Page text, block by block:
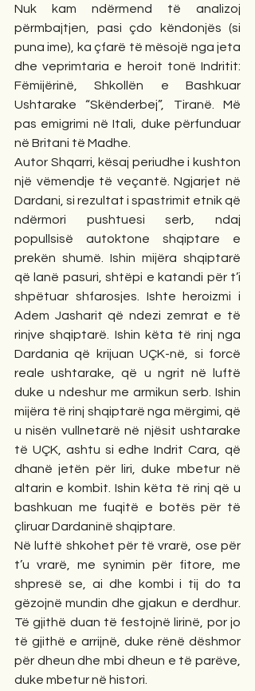
Nuk kam ndërmend të analizoj
përmbajtjen, pasi çdo këndonjës (si
puna ime), ka çfarë të mësojë nga jeta
dhe veprimtaria e heroit tonë Indritit:
Fëmijërinë, Shkollën e Bashkuar
Ushtarake “Skënderbej”, Tiranë. Më
pas emigrimi në Itali, duke përfunduar
në Britani të Madhe.
Autor Shqarri, kësaj periudhe i kushton
një vëmendje të veçantë. Ngjarjet në
Dardani, si rezultat i spastrimit etnik që
ndërmori pushtuesi serb, ndaj
popullsisë autoktone shqiptare e
prekën shumë. Ishin mijëra shqiptarë
që lanë pasuri, shtëpi e katandi për t’i
shpëtuar shfarosjes. Ishte heroizmi i
Adem Jasharit që ndezi zemrat e të
rinjve shqiptarë. Ishin këta të rinj nga
Dardania që krijuan UÇK-në, si forcë
reale ushtarake, që u ngrit në luftë
duke u ndeshur me armikun serb. Ishin
mijëra të rinj shqiptarë nga mërgimi, që
u nisën vullnetarë në njësit ushtarake
të UÇK, ashtu si edhe Indrit Cara, që
dhanë jetën për liri, duke mbetur në
altarin e kombit. Ishin këta të rinj që u
bashkuan me fuqitë e botës për të
çliruar Dardaninë shqiptare.
Në luftë shkohet për të vrarë, ose për
t’u vrarë, me synimin për fitore, me
shpresë se, ai dhe kombi i tij do ta
gëzojnë mundin dhe gjakun e derdhur.
Të gjithë duan të festojnë lirinë, por jo
të gjithë e arrijnë, duke rënë dëshmor
për dheun dhe mbi dheun e të parëve,
duke mbetur në histori.